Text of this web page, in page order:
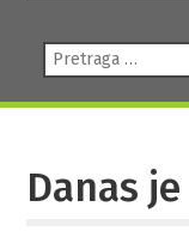
Pretraga:
Danas